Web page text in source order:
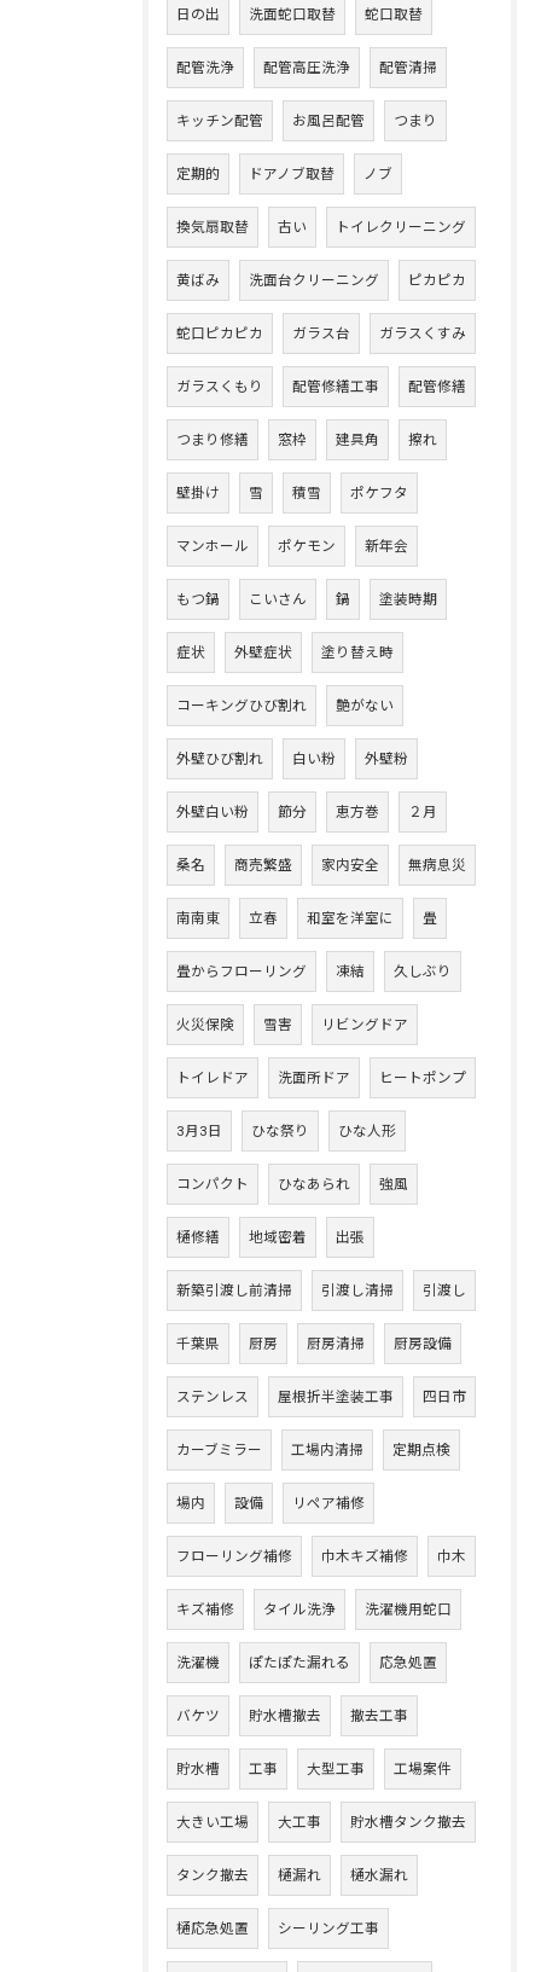
日の出 洗面蛇口取替 蛇口取替
配管洗浄 配管高圧洗浄 配管清掃
キッチン配管 お風呂配管 つまり
定期的 ドアノブ取替 ノブ
換気扇取替 古い トイレクリーニング
黄ばみ 洗面台クリーニング ピカピカ
蛇口ピカピカ ガラス台 ガラスくすみ
ガラスくもり 配管修繕工事 配管修繕
つまり修繕 窓枠 建具角 擦れ
壁掛け 雪 積雪 ポケフタ
マンホール ポケモン 新年会
もつ鍋 こいさん 鍋 塗装時期
症状 外壁症状 塗り替え時
コーキングひび割れ 艶がない
外壁ひび割れ 白い粉 外壁粉
外壁白い粉 節分 恵方巻 ２月
桑名 商売繁盛 家内安全 無病息災
南南東 立春 和室を洋室に 畳
畳からフローリング 凍結 久しぶり
火災保険 雪害 リビングドア
トイレドア 洗面所ドア ヒートポンプ
3月3日 ひな祭り ひな人形
コンパクト ひなあられ 強風
樋修繕 地域密着 出張
新築引渡し前清掃 引渡し清掃 引渡し
千葉県 厨房 厨房清掃 厨房設備
ステンレス 屋根折半塗装工事 四日市
カーブミラー 工場内清掃 定期点検
場内 設備 リペア補修
フローリング補修 巾木キズ補修 巾木
キズ補修 タイル洗浄 洗濯機用蛇口
洗濯機 ぽたぽた漏れる 応急処置
バケツ 貯水槽撤去 撤去工事
貯水槽 工事 大型工事 工場案件
大きい工場 大工事 貯水槽タンク撤去
タンク撤去 樋漏れ 樋水漏れ
樋応急処置 シーリング工事